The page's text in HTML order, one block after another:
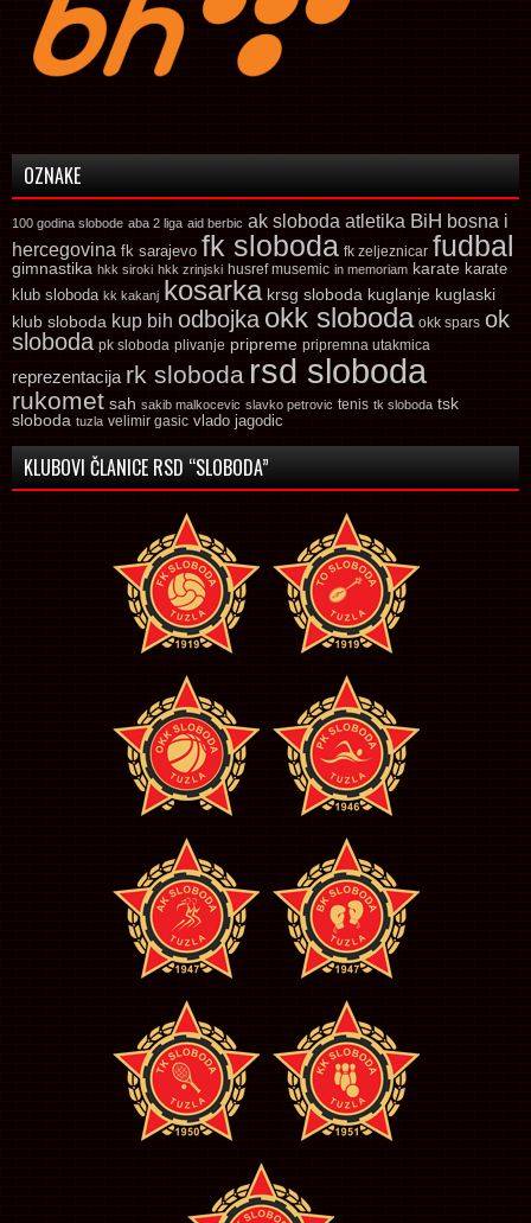
OZNAKE
100 godina slobode aba 2 liga aid berbic ak sloboda atletika BiH bosna i
hercegovina fk sarajevo fk sloboda fk zeljeznicar fudbal
gimnastika hkk siroki hkk zrinjski husref musemic in memoriam karate karate
klub sloboda kk kakanj kosarka krsg sloboda kuglanje kuglaski
klub sloboda kup bih odbojka okk sloboda okk spars ok
sloboda pk sloboda plivanje pripreme pripremna utakmica
reprezentacija rk sloboda rsd sloboda
rukomet sah sakib malkocevic slavko petrovic tenis tk sloboda tsk
sloboda tuzla velimir gasic vlado jagodic
KLUBOVI ČLANICE RSD “SLOBODA”